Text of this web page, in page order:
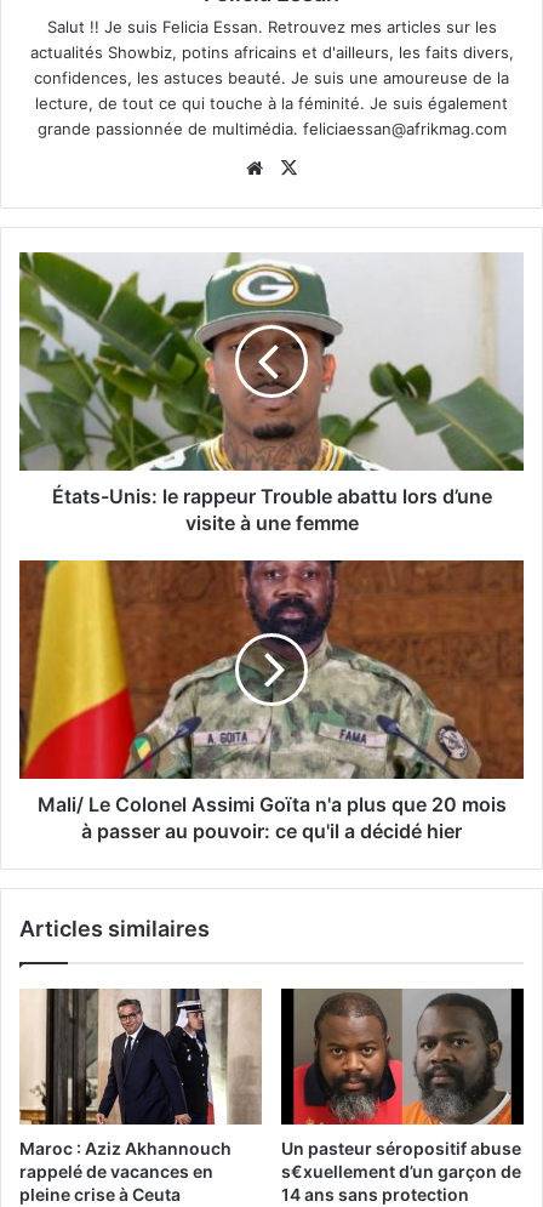
Salut !! Je suis Felicia Essan. Retrouvez mes articles sur les
actualités Showbiz, potins africains et d'ailleurs, les faits divers,
confidences, les astuces beauté. Je suis une amoureuse de la
lecture, de tout ce qui touche à la féminité. Je suis également
grande passionnée de multimédia. feliciaessan@afrikmag.com
Website
États-Unis: le rappeur Trouble abattu lors d’une
visite à une femme
Mali/ Le Colonel Assimi Goïta n'a plus que 20 mois
à passer au pouvoir: ce qu'il a décidé hier
Articles similaires
Maroc : Aziz Akhannouch
rappelé de vacances en
pleine crise à Ceuta
Un pasteur séropositif abuse
s€xuellement d’un garçon de
14 ans sans protection